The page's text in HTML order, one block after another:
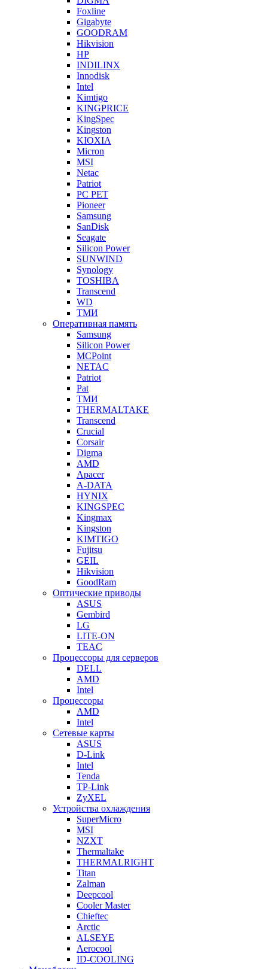
Foxline
Gigabyte
GOODRAM
Hikvision
HP
INDILINX
Innodisk
Intel
Kimtigo
KINGPRICE
KingSpec
Kingston
KIOXIA
Micron
MSI
Netac
Patriot
PC PET
Pioneer
Samsung
SanDisk
Seagate
Silicon Power
SUNWIND
Synology
TOSHIBA
Transcend
WD
ТМИ
Оперативная память
Samsung
Silicon Power
MCPoint
NETAC
Patriot
Pat
ТМИ
THERMALTAKE
Transcend
Crucial
Corsair
Digma
AMD
Apacer
A-DATA
HYNIX
KINGSPEC
Kingmax
Kingston
KIMTIGO
Fujitsu
GEIL
Hikvision
GoodRam
Оптические приводы
ASUS
Gembird
LG
LITE-ON
TEAC
Процессоры для серверов
DELL
AMD
Intel
Процессоры
AMD
Intel
Сетевые карты
ASUS
D-Link
Intel
Tenda
TP-Link
ZyXEL
Устройства охлаждения
SuperMicro
MSI
NZXT
Thermaltake
THERMALRIGHT
Titan
Zalman
Deepcool
Cooler Master
Chieftec
Arctic
ALSEYE
Aerocool
ID-COOLING